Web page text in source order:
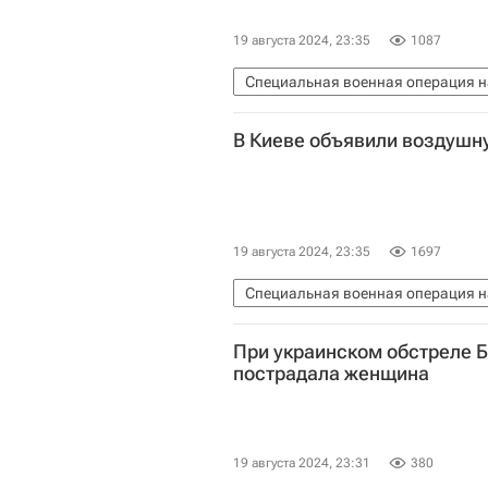
19 августа 2024, 23:35 1087
Специальная военная операция
Брянская область
Владимир
Вооруженные силы Украины
В Киеве объявили
19 августа 2024, 23:35 1697
Специальная военная операция
Вооруженные силы Украины
При украинском обстреле
пострадала женщина
19 августа 2024, 23:31 380